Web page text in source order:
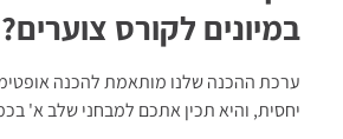
פתרון והסבר:
פרנקים על כך שמצא דרך _____ מזון
אטומים, כך שחיילים יוכלו לשאת אוכל
במיונים לקורס צוערים?
ערכת ההכנה שלנו מותאמת להכנה
יחסית, והיא תכין אתכם למבחני שלב א'